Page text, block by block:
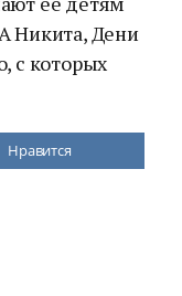
Никита, Дени
с которых
Нравится